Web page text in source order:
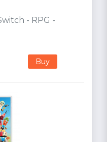
- RPG -
Buy